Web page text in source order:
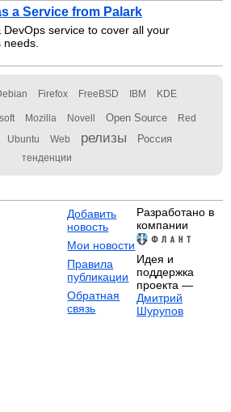
a Service from Palark
DevOps service to cover all your
Firefox FreeBSD IBM KDE
Mozilla Novell Open Source Red
Ubuntu Web релизы Россия
тенденции
Добавить
новость
Мои новости
Правила
публикации
Обратная
связь
Разработано в
компании
Идея и
поддержка
проекта —
Дмитрий
Шурупов